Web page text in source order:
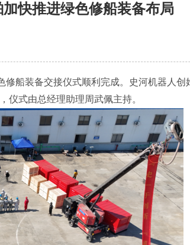
快推进绿色修船装备布局
船装备交接仪式顺利完成。史河机器人创
仪式由总经理助理周武佩主持。